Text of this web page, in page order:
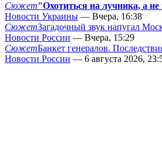
Сюжет"Охотиться на лучника, а
Новости Украины — Вчера, 16:38
СюжетЗагадочный звук напугал
Новости России — Вчера, 15:29
СюжетБанкет генералов.
Новости России — 6 августа 2026,